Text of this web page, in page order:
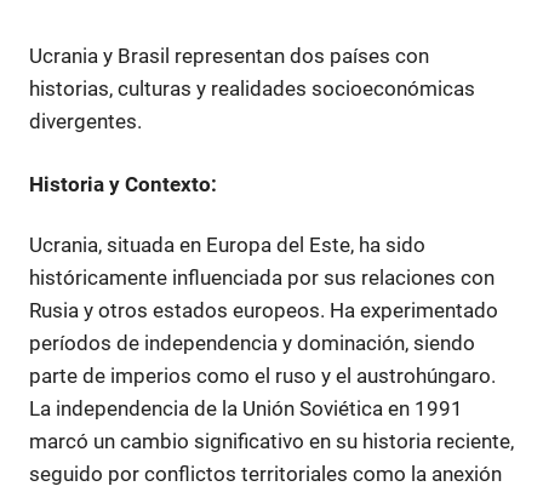
Ucrania y Brasil representan dos países con
historias, culturas y realidades socioeconómicas
divergentes.
Historia y Contexto:
Ucrania, situada en Europa del Este, ha sido
históricamente influenciada por sus relaciones con
Rusia y otros estados europeos. Ha experimentado
períodos de independencia y dominación, siendo
parte de imperios como el ruso y el austrohúngaro.
La independencia de la Unión Soviética en 1991
marcó un cambio significativo en su historia reciente,
seguido por conflictos territoriales como la anexión